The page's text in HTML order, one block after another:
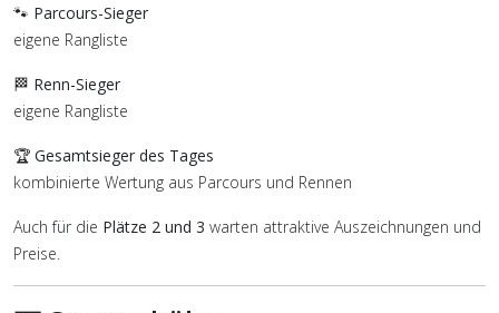
🐾 Parcours-Sieger
eigene Rangliste
🏁 Renn-Sieger
eigene Rangliste
🏆 Gesamtsieger des Tages
kombinierte Wertung aus Parcours und Rennen
Auch für die Plätze 2 und 3 warten attraktive Auszeichnungen und
Preise.